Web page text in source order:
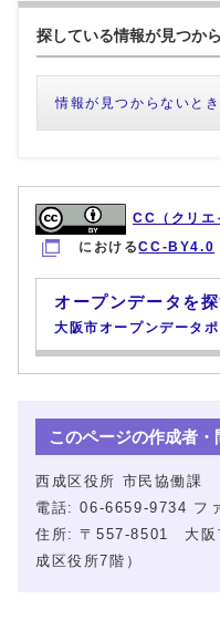
探している情報が見つか
情報が見つからないと
CC（クリエ
におけるCC-BY4.0
オープンデータを
大阪市オープンデータ
このページの作成者・
西成区役所 市民協働課
電話: 06-6659-9734 フ
住所: 〒557-8501 大阪
成区役所7階）